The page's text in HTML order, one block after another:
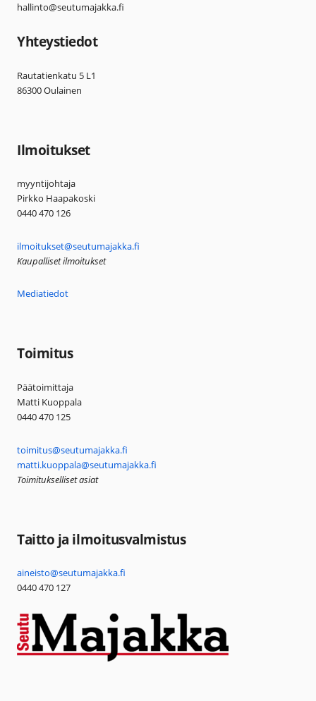
hallinto@seutumajakka.fi
Yhteystiedot
Rautatienkatu 5 L1
86300 Oulainen
Ilmoitukset
myyntijohtaja
Pirkko Haapakoski
0440 470 126
ilmoitukset@seutumajakka.fi
Kaupalliset ilmoitukset
Mediatiedot
Toimitus
Päätoimittaja
Matti Kuoppala
0440 470 125
toimitus@seutumajakka.fi
matti.kuoppala@seutumajakka.fi
Toimitukselliset asiat
Taitto ja ilmoitusvalmistus
aineisto@seutumajakka.fi
0440 470 127